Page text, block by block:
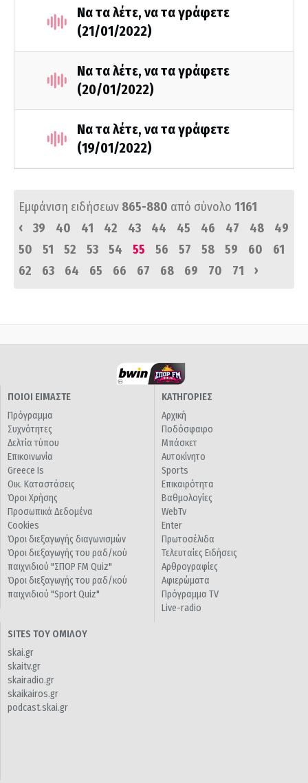
Να τα λέτε, να τα γράφετε
(21/01/2022)
Να τα λέτε, να τα γράφετε
(20/01/2022)
Να τα λέτε, να τα γράφετε
(19/01/2022)
Εμφάνιση ειδήσεων 865-880 από σύνολο 1161
‹
39 40 41 42 43 44 45 46 47 48
49
50
51 52 53 54 55 56 57 58 59 60
61
62
63 64 65 66 67 68 69 70 71 ›
ΠΟΙΟΙ ΕΙΜΑΣΤΕ
Πρόγραμμα
Συχνότητες
Δελτία τύπου
Επικοινωνία
Greece Is
Οικ. Καταστάσεις
Όροι Χρήσης
Προσωπικά Δεδομένα
Cookies
Όροι διεξαγωγής διαγωνισμών
Όροι διεξαγωγής του ραδ/κού
παιχνιδιού "ΣΠΟΡ FM Quiz"
Όροι διεξαγωγής του ραδ/κού
παιχνιδιού "Sport Quiz"
ΚΑΤΗΓΟΡΙΕΣ
Αρχική
Ποδόσφαιρο
Μπάσκετ
Αυτοκίνητο
Sports
Επικαιρότητα
Βαθμολογίες
WebTv
Enter
Πρωτοσέλιδα
Τελευταίες Ειδήσεις
Αρθρογραφίες
Αφιερώματα
Πρόγραμμα TV
Live-radio
SITES ΤΟΥ ΟΜΙΛΟΥ
skai.gr
skaitv.gr
skairadio.gr
skaikairos.gr
podcast.skai.gr